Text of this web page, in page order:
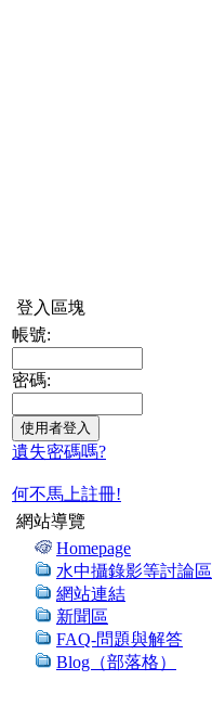
登入區塊
帳號:
密碼:
遺失密碼嗎?
何不馬上註冊!
網站導覽
Homepage
水中攝錄影等討論區
網站連結
新聞區
FAQ-問題與解答
Blog（部落格）